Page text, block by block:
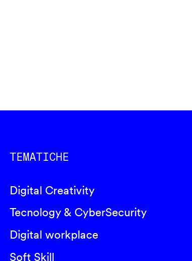
TEMATICHE
Digital Creativity
Tecnology & CyberSecurity
Digital workplace
Soft Skill